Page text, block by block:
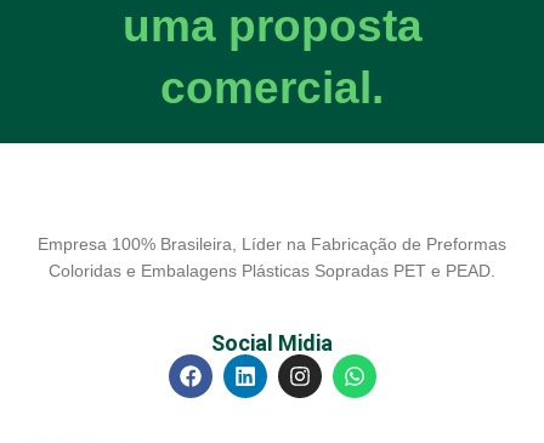
uma proposta
comercial.
Empresa 100% Brasileira, Líder na Fabricação de Preformas
Coloridas e Embalagens Plásticas Sopradas PET e PEAD.
Social Midia